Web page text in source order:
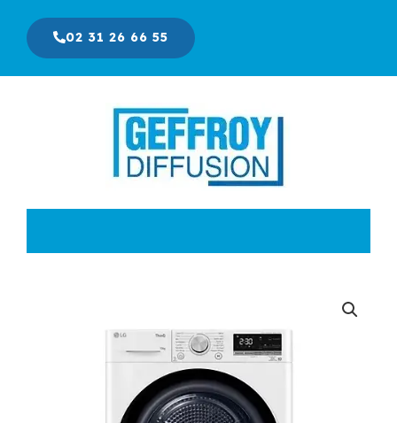
contenu
02 31 26 66 55
initial
1599,00 €.
actuel
est :
1299,00 €.